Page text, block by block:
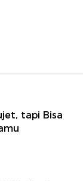
tapi Bisa